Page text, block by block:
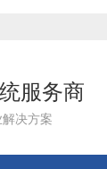
服务商
决方案